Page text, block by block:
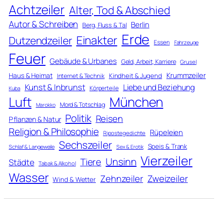
Achtzeiler Alter, Tod & Abschied
Autor & Schreiben Berg, Fluss & Tal Berlin
Dutzendzeiler Einakter Erde Essen Fahrzeuge
Feuer Gebäude & Urbanes Geld, Arbeit, Karriere Grusel
Haus & Heimat Internet & Technik Kindheit & Jugend Krummzeiler
Kuba Kunst & Inbrunst Körperteile Liebe und Beziehung
Luft Marokko Mord & Totschlag München
Pflanzen & Natur Politik Reisen
Religion & Philosophie Ripostegedichte Rüpeleien
Schlaf & Langeweile Sechszeiler Sex & Erotik Speis & Trank
Städte Tabak & Alkohol Tiere Unsinn Vierzeiler
Wasser Wind & Wetter Zehnzeiler Zweizeiler